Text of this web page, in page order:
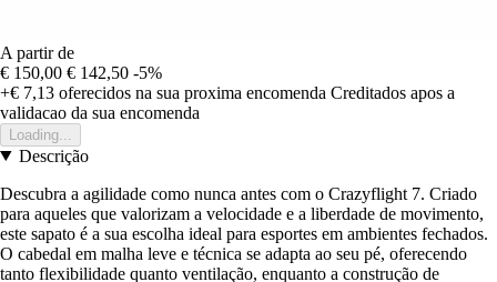
A partir de
€ 150,00 € 142,50 -5%
+€ 7,13 oferecidos na sua proxima encomenda Creditados apos a
validacao da sua encomenda
Loading...
Descrição
Descubra a agilidade como nunca antes com o Crazyflight 7. Criado
para aqueles que valorizam a velocidade e a liberdade de movimento,
este sapato é a sua escolha ideal para esportes em ambientes fechados.
O cabedal em malha leve e técnica se adapta ao seu pé, oferecendo
tanto flexibilidade quanto ventilação, enquanto a construção de